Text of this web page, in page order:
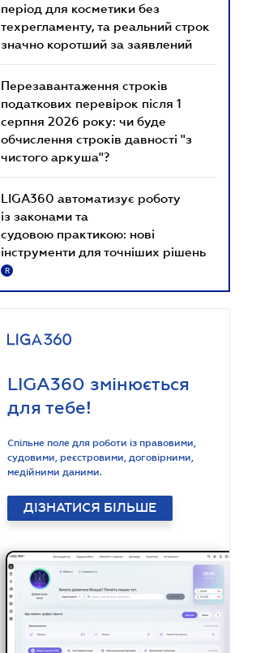
період для косметики без
техрегламенту, та реальний строк
значно коротший за заявлений
Перезавантаження строків
податкових перевірок після 1
серпня 2026 року: чи буде
обчислення строків давності "з
чистого аркуша"?
LIGA360 автоматизує роботу
із законами та
судовою практикою: нові
інструменти для точніших рішень
R
LIGA360 змінюється
для тебе!
Спільне поле для роботи із правовими,
судовими, реєстровими, договірними,
медійними даними.
ДІЗНАТИСЯ БІЛЬШЕ